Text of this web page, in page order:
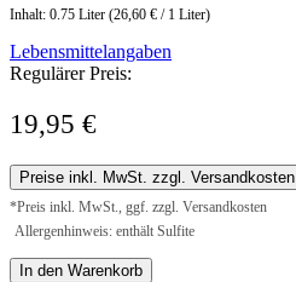
Inhalt: 0.75 Liter (26,60 € / 1 Liter)
Lebensmittelangaben
Regulärer Preis:
19,95 €
Preise inkl. MwSt. zzgl. Versandkosten
*Preis inkl. MwSt., ggf. zzgl. Versandkosten
Allergenhinweis: enthält Sulfite
In den Warenkorb